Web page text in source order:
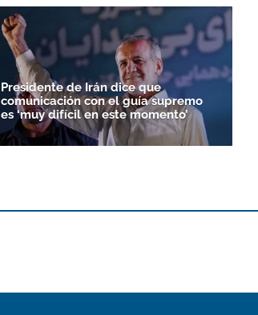
Presidente de Irán dice que
comunicación con el guía supremo
es ‘muy difícil en este momento’